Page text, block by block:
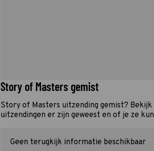
Story of Masters gemist
Story of Masters uitzending gemist?
uitzendingen er zijn geweest en of je ze
Geen terugkijk informatie beschikbaar